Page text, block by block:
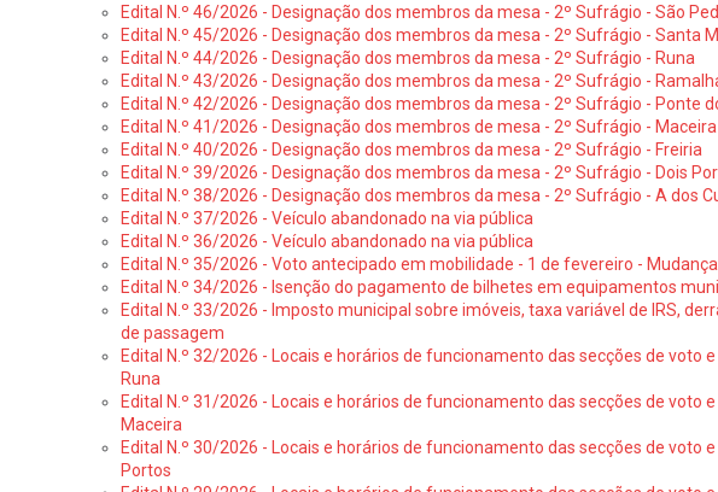
Edital N.º 46/2026 - Designação dos membros da mesa - 2º Sufrágio - São
Edital N.º 45/2026 - Designação dos membros da mesa - 2º Sufrágio - Santa
Edital N.º 44/2026 - Designação dos membros da mesa - 2º Sufrágio - Runa
Edital N.º 43/2026 - Designação dos membros da mesa - 2º Sufrágio -
Edital N.º 42/2026 - Designação dos membros da mesa - 2º Sufrágio - Ponte
Edital N.º 41/2026 - Designação dos membros de mesa - 2º Sufrágio - Maceira
Edital N.º 40/2026 - Designação dos membros da mesa - 2º Sufrágio - Freiria
Edital N.º 39/2026 - Designação dos membros da mesa - 2º Sufrágio - Dois
Edital N.º 38/2026 - Designação dos membros da mesa - 2º Sufrágio - A dos
Edital N.º 37/2026 - Veículo abandonado na via pública
Edital N.º 36/2026 - Veículo abandonado na via pública
Edital N.º 35/2026 - Voto antecipado em mobilidade - 1 de fevereiro -
Edital N.º 34/2026 - Isenção do pagamento de bilhetes em equipamentos
Edital N.º 33/2026 - Imposto municipal sobre imóveis, taxa variável de IRS,
de passagem
Edital N.º 32/2026 - Locais e horários de funcionamento das secções de voto
Runa
Edital N.º 31/2026 - Locais e horários de funcionamento das secções de voto
Maceira
Edital N.º 30/2026 - Locais e horários de funcionamento das secções de voto
Portos